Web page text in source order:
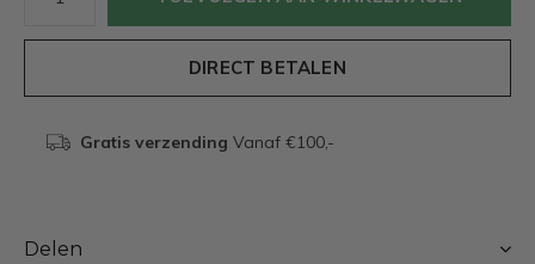
DIRECT BETALEN
Gratis verzending Vanaf €100,-
Delen